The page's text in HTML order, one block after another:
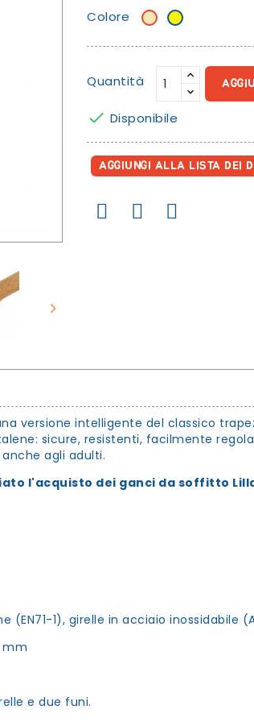

Colore Beige/banana
Giallo
Quantità
 Disponibile
AGGIUNGI ALLA LISTA DEI
versione intelligente del classico
sicure, resistenti, facilmente
agli adulti.
l'acquisto dei ganci da soffitto
1), girelle in acciaio inossidabile
mm
e due funi.